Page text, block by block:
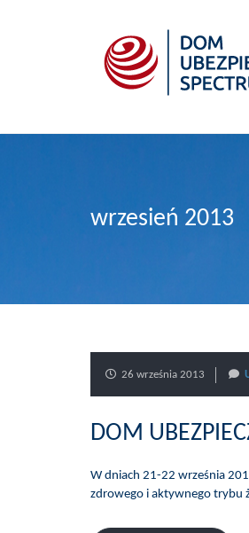
wrzesień 2013
26 września 2013
DOM
W dniach 21-22 września
zdrowego i aktywnego trybu